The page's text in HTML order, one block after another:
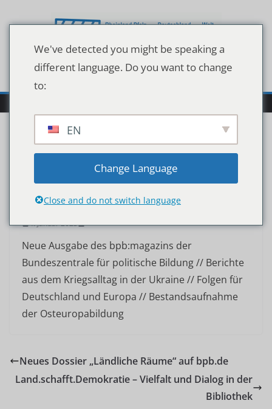
Inhalt
Krieg gegen die Ukraine
4. Januar 2023
Neue Ausgabe des bpb:magazins der
Bundeszentrale für politische Bildung // Berichte
aus dem Kriegsalltag in der Ukraine // Folgen für
Deutschland und Europa // Bestandsaufnahme
der Osteuropabildung
Neues Dossier „Ländliche Räume“ auf bpb.de
Land.schafft.Demokratie – Vielfalt und Dialog in der
Bibliothek
We've detected you might be speaking a
different language. Do you want to change
to:
EN
Change Language
Close and do not switch language